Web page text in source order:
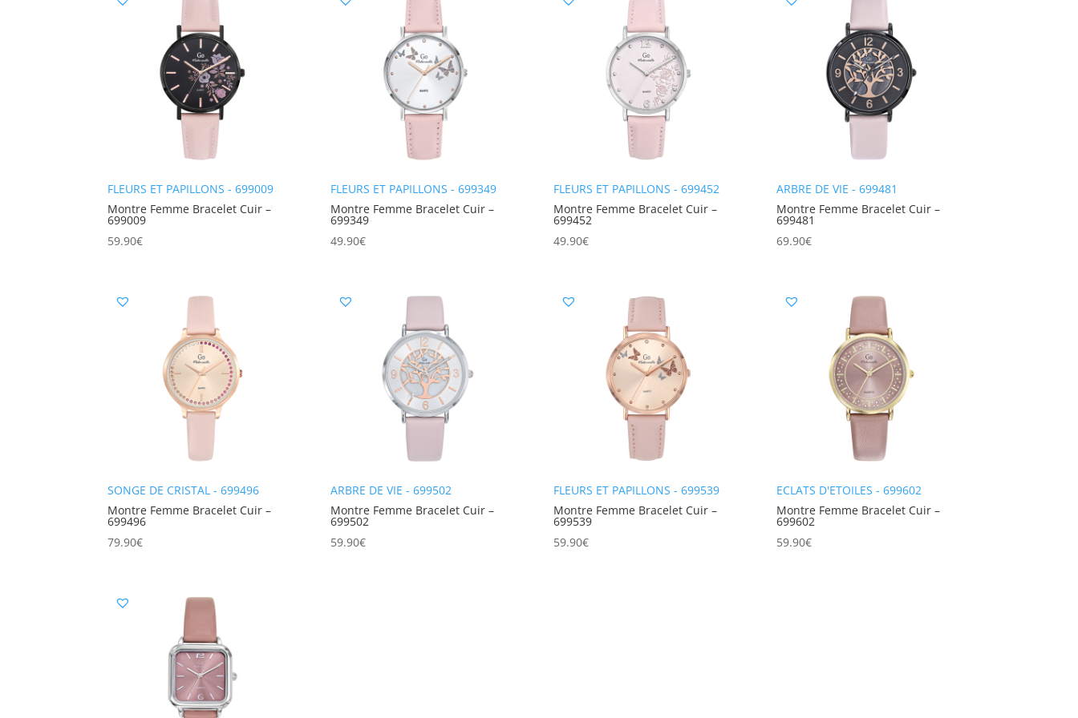
FLEURS ET PAPILLONS - 699009
Montre Femme Bracelet Cuir –
699009
59.90€
FLEURS ET PAPILLONS - 699349
Montre Femme Bracelet Cuir –
699349
49.90€
FLEURS ET PAPILLONS - 699452
Montre Femme Bracelet Cuir –
699452
49.90€
ARBRE DE VIE - 699481
Montre Femme Bracelet Cuir –
699481
69.90€
SONGE DE CRISTAL - 699496
Montre Femme Bracelet Cuir –
699496
79.90€
ARBRE DE VIE - 699502
Montre Femme Bracelet Cuir –
699502
59.90€
FLEURS ET PAPILLONS - 699539
Montre Femme Bracelet Cuir –
699539
59.90€
ECLATS D'ETOILES - 699602
Montre Femme Bracelet Cuir –
699602
59.90€